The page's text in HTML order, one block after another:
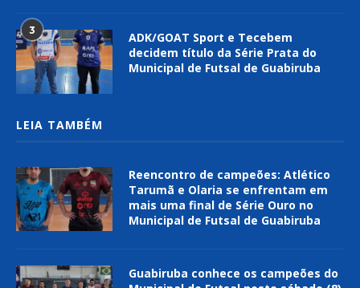
3
ADK/GOAT Sport e Tecebem
decidem título da Série Prata do
Municipal de Futsal de Guabiruba
LEIA TAMBÉM
Reencontro de campeões: Atlético
Tarumã e Olaria se enfrentam em
mais uma final de Série Ouro no
Municipal de Futsal de Guabiruba
Guabiruba conhece os campeões do